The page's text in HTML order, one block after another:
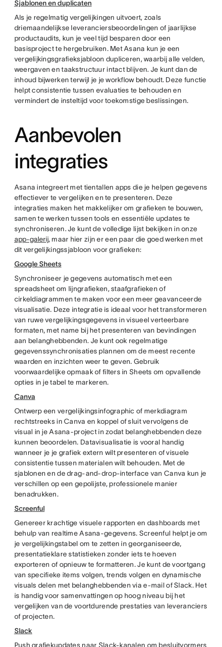
Sjablonen en duplicaten
Als je regelmatig vergelijkingen uitvoert, zoals
driemaandelijkse leveranciersbeoordelingen of jaarlijkse
productaudits, kun je veel tijd besparen door een
basisproject te hergebruiken. Met Asana kun je een
vergelijkingsgrafieksjabloon dupliceren, waarbij alle velden,
weergaven en taakstructuur intact blijven. Je kunt dan de
inhoud bijwerken terwijl je je workflow behoudt. Deze functie
helpt consistentie tussen evaluaties te behouden en
vermindert de insteltijd voor toekomstige beslissingen.
Aanbevolen
integraties
Asana integreert met tientallen apps die je helpen gegevens
effectiever te vergelijken en te presenteren. Deze
integraties maken het makkelijker om grafieken te bouwen,
samen te werken tussen tools en essentiële updates te
synchroniseren. Je kunt de volledige lijst bekijken in onze
app-galerij, maar hier zijn er een paar die goed werken met
dit vergelijkingssjabloon voor grafieken:
Google Sheets
Synchroniseer je gegevens automatisch met een
spreadsheet om lijngrafieken, staafgrafieken of
cirkeldiagrammen te maken voor een meer geavanceerde
visualisatie. Deze integratie is ideaal voor het transformeren
van ruwe vergelijkingsgegevens in visueel verteerbare
formaten, met name bij het presenteren van bevindingen
aan belanghebbenden. Je kunt ook regelmatige
gegevenssynchronisaties plannen om de meest recente
waarden en inzichten weer te geven. Gebruik
voorwaardelijke opmaak of filters in Sheets om opvallende
opties in je tabel te markeren.
Canva
Ontwerp een vergelijkingsinfographic of merkdiagram
rechtstreeks in Canva en koppel of sluit vervolgens de
visual in je Asana-project in zodat belanghebbenden deze
kunnen beoordelen. Datavisualisatie is vooral handig
wanneer je je grafiek extern wilt presenteren of visuele
consistentie tussen materialen wilt behouden. Met de
sjablonen en de drag-and-drop-interface van Canva kun je
verschillen op een gepolijste, professionele manier
benadrukken.
Screenful
Genereer krachtige visuele rapporten en dashboards met
behulp van realtime Asana-gegevens. Screenful helpt je om
je vergelijkingstabel om te zetten in georganiseerde,
presentatieklare statistieken zonder iets te hoeven
exporteren of opnieuw te formatteren. Je kunt de voortgang
van specifieke items volgen, trends volgen en dynamische
visuals delen met belanghebbenden via e-mail of Slack. Het
is handig voor samenvattingen op hoog niveau bij het
vergelijken van de voortdurende prestaties van leveranciers
of projecten.
Slack
Push grafiekupdates naar Slack-kanalen om besluitvormers